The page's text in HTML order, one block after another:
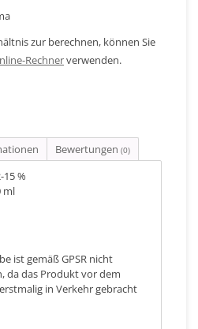
zur berechnen, können Sie
Rechnerverwenden.
Bewertungen (0)
15 %
ml
ist gemäß GPSR nicht
da das Produkt vor dem
in Verkehr gebracht